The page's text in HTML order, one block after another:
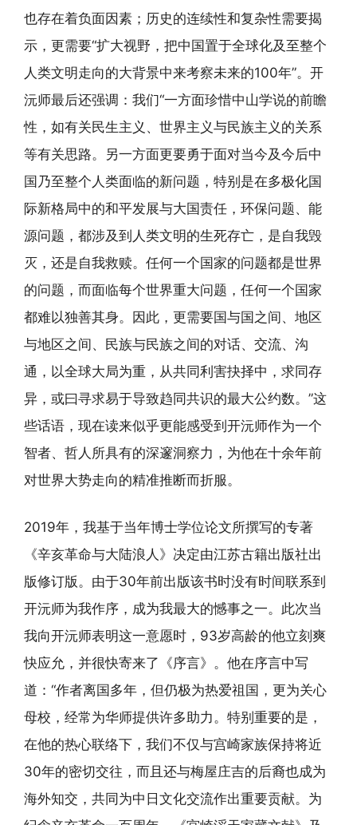
也存在着负面因素；历史的连续性和复杂性需要揭
示，更需要“扩大视野，把中国置于全球化及至整个
人类文明走向的大背景中来考察未来的100年”。开
沅师最后还强调：我们“一方面珍惜中山学说的前瞻
性，如有关民生主义、世界主义与民族主义的关系
等有关思路。另一方面更要勇于面对当今及今后中
国乃至整个人类面临的新问题，特别是在多极化国
际新格局中的和平发展与大国责任，环保问题、能
源问题，都涉及到人类文明的生死存亡，是自我毁
灭，还是自我救赎。任何一个国家的问题都是世界
的问题，而面临每个世界重大问题，任何一个国家
都难以独善其身。因此，更需要国与国之间、地区
与地区之间、民族与民族之间的对话、交流、沟
通，以全球大局为重，从共同利害抉择中，求同存
异，或曰寻求易于导致趋同共识的最大公约数。”这
些话语，现在读来似乎更能感受到开沅师作为一个
智者、哲人所具有的深邃洞察力，为他在十余年前
对世界大势走向的精准推断而折服。
2019年，我基于当年博士学位论文所撰写的专著
《辛亥革命与大陆浪人》决定由江苏古籍出版社出
版修订版。由于30年前出版该书时没有时间联系到
开沅师为我作序，成为我最大的憾事之一。此次当
我向开沅师表明这一意愿时，93岁高龄的他立刻爽
快应允，并很快寄来了《序言》。他在序言中写
道：“作者离国多年，但仍极为热爱祖国，更为关心
母校，经常为华师提供许多助力。特别重要的是，
在他的热心联络下，我们不仅与宫崎家族保持将近
30年的密切交往，而且还与梅屋庄吉的后裔也成为
海外知交，共同为中日文化交流作出重要贡献。为